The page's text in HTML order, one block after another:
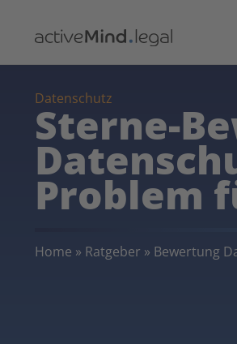
Datenschutz
Sterne-
Problem
Home » Ratgeber » Bewertung